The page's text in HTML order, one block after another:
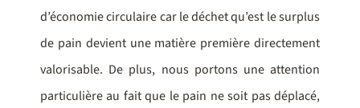
d’économie circulaire car le déchet qu’est le surplus
de pain devient une matière première directement
valorisable. De plus, nous portons une attention
particulière au fait que le pain ne soit pas déplacé,